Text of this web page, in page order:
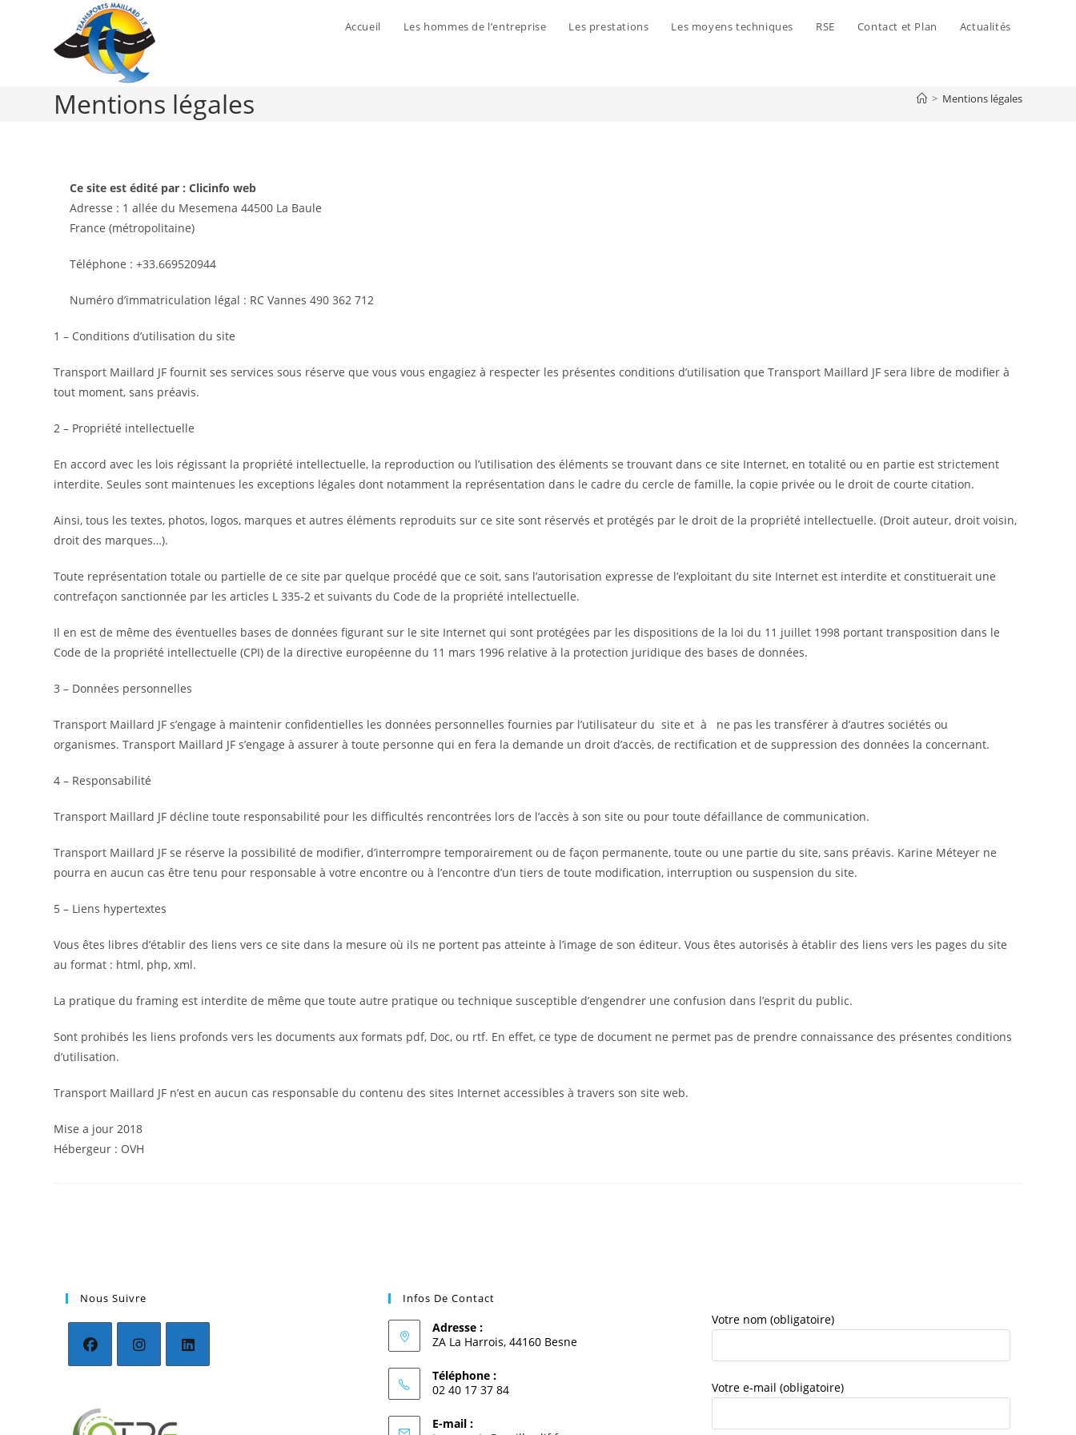
Accueil Les hommes de l’entreprise Les prestations Les moyens techniques RSE Contact et Plan Actualités
Mentions légales > Mentions légales
Ce site est édité par : Clicinfo web
Adresse : 1 allée du Mesemena 44500 La Baule
France (métropolitaine)
Téléphone : +33.669520944
Numéro d’immatriculation légal : RC Vannes 490 362 712
1 – Conditions d’utilisation du site
Transport Maillard JF fournit ses services sous réserve que vous vous engagiez à respecter les présentes conditions d’utilisation que Transport Maillard JF sera libre de modifier à
tout moment, sans préavis.
2 – Propriété intellectuelle
En accord avec les lois régissant la propriété intellectuelle, la reproduction ou l’utilisation des éléments se trouvant dans ce site Internet, en totalité ou en partie est strictement
interdite. Seules sont maintenues les exceptions légales dont notamment la représentation dans le cadre du cercle de famille, la copie privée ou le droit de courte citation.
Ainsi, tous les textes, photos, logos, marques et autres éléments reproduits sur ce site sont réservés et protégés par le droit de la propriété intellectuelle. (Droit auteur, droit voisin,
droit des marques…).
Toute représentation totale ou partielle de ce site par quelque procédé que ce soit, sans l’autorisation expresse de l’exploitant du site Internet est interdite et constituerait une
contrefaçon sanctionnée par les articles L 335-2 et suivants du Code de la propriété intellectuelle.
Il en est de même des éventuelles bases de données figurant sur le site Internet qui sont protégées par les dispositions de la loi du 11 juillet 1998 portant transposition dans le
Code de la propriété intellectuelle (CPI) de la directive européenne du 11 mars 1996 relative à la protection juridique des bases de données.
3 – Données personnelles
Transport Maillard JF s’engage à maintenir confidentielles les données personnelles fournies par l’utilisateur du site et à ne pas les transférer à d’autres sociétés ou
organismes. Transport Maillard JF s’engage à assurer à toute personne qui en fera la demande un droit d’accès, de rectification et de suppression des données la concernant.
4 – Responsabilité
Transport Maillard JF décline toute responsabilité pour les difficultés rencontrées lors de l’accès à son site ou pour toute défaillance de communication.
Transport Maillard JF se réserve la possibilité de modifier, d’interrompre temporairement ou de façon permanente, toute ou une partie du site, sans préavis. Karine Méteyer ne
pourra en aucun cas être tenu pour responsable à votre encontre ou à l’encontre d’un tiers de toute modification, interruption ou suspension du site.
5 – Liens hypertextes
Vous êtes libres d’établir des liens vers ce site dans la mesure où ils ne portent pas atteinte à l’image de son éditeur. Vous êtes autorisés à établir des liens vers les pages du site
au format : html, php, xml.
La pratique du framing est interdite de même que toute autre pratique ou technique susceptible d’engendrer une confusion dans l’esprit du public.
Sont prohibés les liens profonds vers les documents aux formats pdf, Doc, ou rtf. En effet, ce type de document ne permet pas de prendre connaissance des présentes conditions
d’utilisation.
Transport Maillard JF n’est en aucun cas responsable du contenu des sites Internet accessibles à travers son site web.
Mise a jour 2018
Hébergeur : OVH
Nous Suivre
un
Infos De Contact
Adresse :
ZA La Harrois, 44160 Besne
Téléphone :
02 40 17 37 84
E-mail :
Votre nom (obligatoire)
Votre e-mail (obligatoire)